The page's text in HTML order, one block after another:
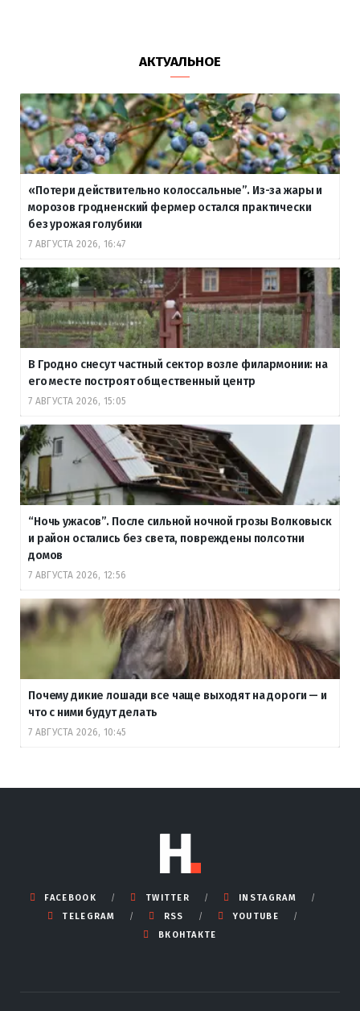
АКТУАЛЬНОЕ
«Потери действительно колоссальные”. Из-за жары и
морозов гродненский фермер остался практически
без урожая голубики
7 АВГУСТА 2026, 16:47
В Гродно снесут частный сектор возле филармонии: на
его месте построят общественный центр
7 АВГУСТА 2026, 15:05
“Ночь ужасов”. После сильной ночной грозы Волковыск
и район остались без света, повреждены полсотни
домов
7 АВГУСТА 2026, 12:56
Почему дикие лошади все чаще выходят на дороги — и
что с ними будут делать
7 АВГУСТА 2026, 10:45
FACEBOOK TWITTER
INSTAGRAM
TELEGRAM
RSS
YOUTUBE
ВКОНТАКТЕ